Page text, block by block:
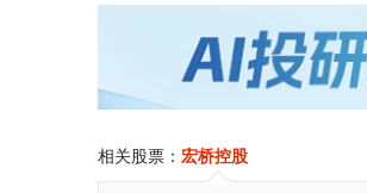
相关股票： 宏桥控股